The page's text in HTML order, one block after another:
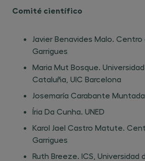
Comité científico
Javier Benavides Malo.
Garrigues
Maria Mut Bosque.
Cataluña, UIC Barcelona
Josemaría Carabante
Íria Da Cunha. UNED
Karol Jael Castro Matute.
Garrigues
Ruth Breeze. ICS, Universidad